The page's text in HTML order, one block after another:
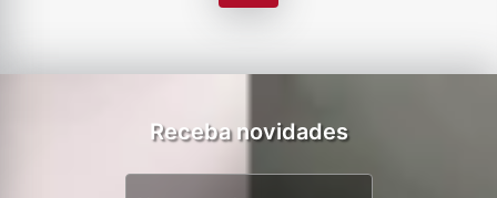
Receba novidades